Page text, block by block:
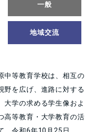
中等教育学校は、相互の
野を広げ、進路に対する
大学の求める学生像およ
高等教育・大学教育の活
一般
地域交流